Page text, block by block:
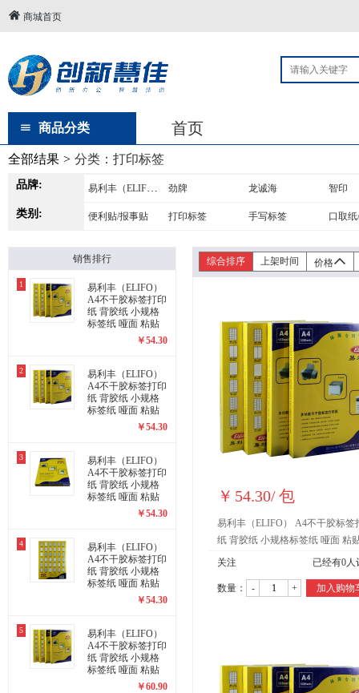
商城首页
商品分类 首页
全部结果 > 分类： 打印标签
品牌: 易利丰（ELIFO） 劲牌 龙诚海 智印
类别: 便利贴/报事贴 打印标签 手写标签 口取
销售排行
1
易利丰（ELIFO）
A4不干胶标签打印
纸 背胶纸 小规格
标签纸 哑面 粘贴
纸 黏贴纸(2423)
￥54.30
2
易利丰（ELIFO）
A4不干胶标签打印
纸 背胶纸 小规格
标签纸 哑面 粘贴
纸 黏贴纸(2422)
￥54.30
3
易利丰（ELIFO）
A4不干胶标签打印
纸 背胶纸 小规格
标签纸 哑面 粘贴
纸 黏贴纸(2421)
￥54.30
4
易利丰（ELIFO）
A4不干胶标签打印
纸 背胶纸 小规格
标签纸 哑面 粘贴
纸 黏贴纸(2420)
￥54.30
5
易利丰（ELIFO）
A4不干胶标签打印
纸 背胶纸 小规格
标签纸 哑面 粘贴
纸 黏贴纸(2419)
￥60.90
综合排序 上架时间 价格
￥ 54.30/包
易利丰（ELIFO） A4不干胶标签
纸 背胶纸 小规格标签纸 哑面 粘
黏贴纸(2423)
关注 已经有0人
数量： - + 加入购物